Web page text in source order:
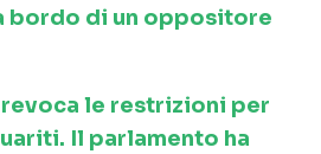
bordo di un oppositore
revoca le restrizioni per
Il parlamento ha